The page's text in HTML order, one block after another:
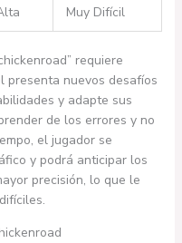
Muy Difícil
requiere
presenta nuevos desafíos
y adapte sus
de los errores y no
el jugador se
y podrá anticipar los
precisión, lo que le